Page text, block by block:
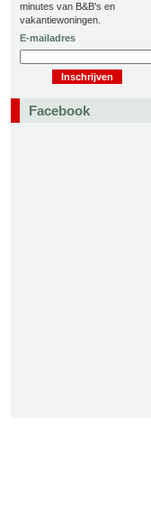
minutes van B&B's en
vakantiewoningen.
E-mailadres
Facebook